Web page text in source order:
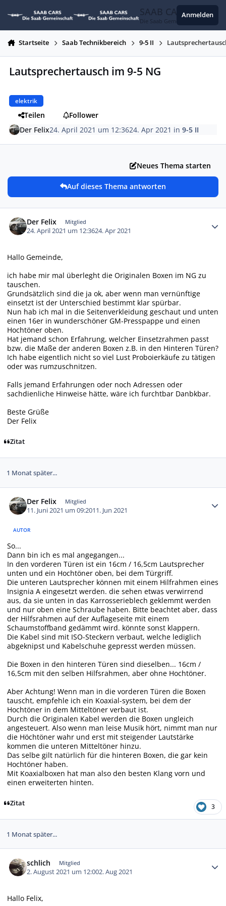
SAAB CARS
Die Saab Gemeinschaft
Anmelden
Startseite Saab Technikbereich 9-5 II
Lautsprechertausch im 9-5 NG
elektrik
Teilen
Follower
Der Felix24. April 2021 um 12:3624. Apr 2021 in9-5 II
Neues Thema starten
Auf dieses Thema antworten
Der Felix Mitglied
24. April 2021 um 12:3624. Apr 2021
Hallo Gemeinde,
ich habe mir mal überleght die Originalen Boxen im NG zu
tauschen.
Grundsätzlich sind die ja ok, aber wenn man vernünftige
einsetzt ist der Unterschied bestimmt klar spürbar.
Nun hab ich mal in die Seitenverkleidung geschaut und unten
einen 16er in wunderschöner GM-Presspappe und einen
Hochtöner oben.
Hat jemand schon Erfahrung, welcher Einsetzrahmen passt
bzw. die Maße der anderen Boxen z.B. in den Hinteren Türen?
Ich habe eigentlich nicht so viel Lust Proboierkäufe zu tätigen
oder was rumzuschnitzen.
Falls jemand Erfahrungen oder noch Adressen oder
sachdienliche Hinweise hätte, wäre ich furchtbar Danbkbar.
Beste Grüße
Der Felix
Zitat
1 Monat später...
Der Felix Mitglied
11. Juni 2021 um 09:2011. Jun 2021
AUTOR
So...
Dann bin ich es mal angegangen...
In den vorderen Türen ist ein 16cm / 16,5cm Lautsprecher
unten und ein Hochtöner oben, bei dem Türgriff.
Die unteren Lautsprecher können mit einem Hilfrahmen eines
Insignia A eingesetzt werden. die sehen etwas verwirrend
aus, da sie unten in das Karrosserieblech geklemmt werden
und nur oben eine Schraube haben. Bitte beachtet aber, dass
der Hilfsrahmen auf der Auflageseite mit einem
Schaumstoffband gedämmt wird. könnte sonst klappern.
Die Kabel sind mit ISO-Steckern verbaut, welche lediglich
abgeknipst und Kabelschuhe gepresst werden müssen.
Die Boxen in den hinteren Türen sind dieselben... 16cm /
16,5cm mit den selben Hilfsrahmen, aber ohne Hochtöner.
Aber Achtung! Wenn man in die vorderen Türen die Boxen
tauscht, empfehle ich ein Koaxial-system, bei dem der
Hochtöner in dem Mitteltöner verbaut ist.
Durch die Originalen Kabel werden die Boxen ungleich
angesteuert. Also wenn man leise Musik hört, nimmt man nur
die Höchtöner wahr und erst mit steigender Lautstärke
kommen die unteren Mitteltöner hinzu.
Das selbe gilt natürlich für die hinteren Boxen, die gar kein
Hochtöner haben.
Mit Koaxialboxen hat man also den besten Klang vorn und
einen erweiterten hinten.
Zitat 3
1 Monat später...
schlich Mitglied
2. August 2021 um 12:002. Aug 2021
Hallo Felix,